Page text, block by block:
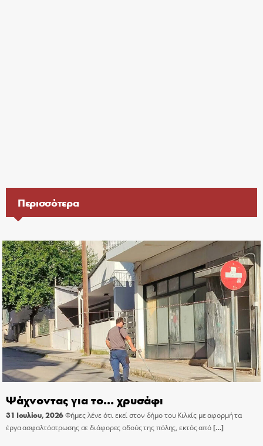
Περισσότερα
Ψάχνοντας για το… χρυσάφι
31 Ιουλίου, 2026Φήμες λένε ότι εκεί στον δήμο του Κιλκίς με αφορμή τα
έργα ασφαλτόστρωσης σε διάφορες οδούς της πόλης, εκτός από[…]